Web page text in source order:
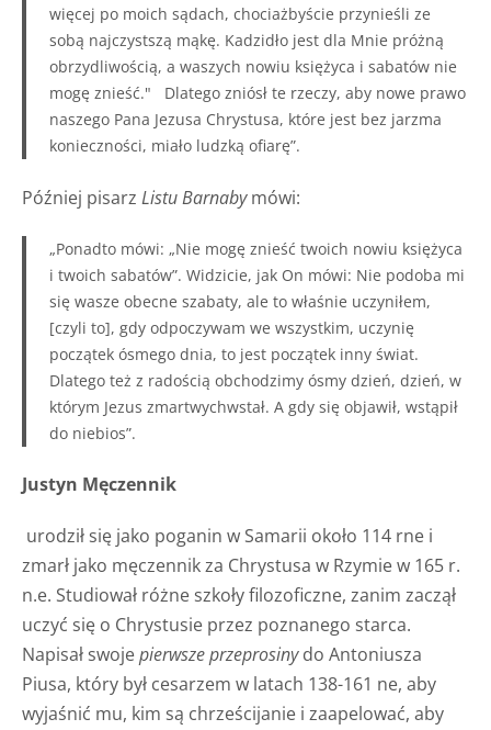
więcej po moich sądach, chociażbyście przynieśli ze
sobą najczystszą mąkę. Kadzidło jest dla Mnie próżną
obrzydliwością, a waszych nowiu księżyca i sabatów nie
mogę znieść."
Dlatego zniósł te rzeczy, aby nowe prawo
naszego Pana Jezusa Chrystusa, które jest bez jarzma
konieczności, miało ludzką ofiarę”.
Później pisarz Listu Barnabymówi:
„Ponadto mówi: „Nie mogę znieść twoich nowiu księżyca
i twoich sabatów”. Widzicie, jak On mówi: Nie podoba mi
się wasze obecne szabaty, ale to właśnie uczyniłem,
[czyli to], gdy odpoczywam we wszystkim, uczynię
początek ósmego dnia, to jest początek inny świat.
Dlatego też z radością obchodzimy ósmy dzień, dzień, w
którym Jezus zmartwychwstał. A gdy się objawił, wstąpił
do niebios”.
Justyn Męczennik
urodził się jako poganin w Samarii około 114 rne i
zmarł jako męczennik za Chrystusa w Rzymie w 165 r.
n.e. Studiował różne szkoły filozoficzne, zanim zaczął
uczyć się o Chrystusie przez poznanego starca.
Napisał swojepierwsze przeprosinydo Antoniusza
Piusa, który był cesarzem w latach 138-161 ne, aby
wyjaśnić mu, kim są chrześcijanie i zaapelować, aby